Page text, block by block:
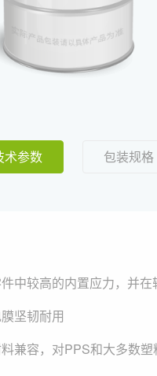
术参数 包装规格
中较高的内置应力，并
坚韧耐用
兼容，对PPS和大多数